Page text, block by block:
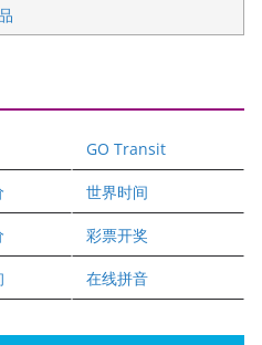
GO Transit
世界时间
彩票开奖
在线拼音